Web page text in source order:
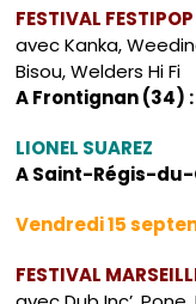
FESTIVAL FESTIPOP
avec Kanka,
Bisou, Welders Hi Fi
A Frontignan (34)
LIONEL SUAREZ
A Saint-Régis-du-
Vendredi 15
FESTIVAL